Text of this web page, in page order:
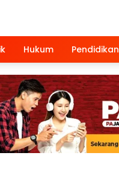
Hukum Pendidikan